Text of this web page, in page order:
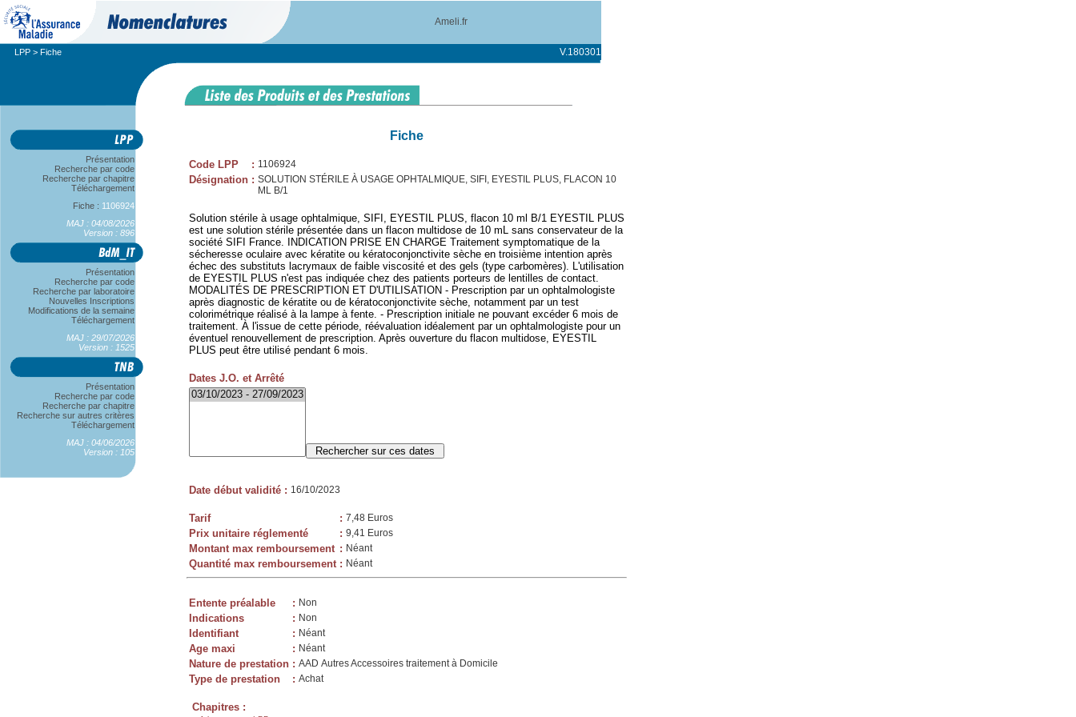
Ameli.fr
LPP > Fiche V.180301
Présentation
Recherche par code
Recherche par chapitre
Téléchargement
Fiche : 1106924
MAJ : 04/08/2026
Version : 896
Présentation
Recherche par code
Recherche par laboratoire
Nouvelles Inscriptions
Modifications de la semaine
Téléchargement
MAJ : 29/07/2026
Version : 1525
Présentation
Recherche par code
Recherche par chapitre
Recherche sur autres critères
Téléchargement
MAJ : 04/06/2026
Version : 105
Fiche
Code LPP : 1106924
Désignation : SOLUTION STÉRILE À USAGE OPHTALMIQUE, SIFI, EYESTIL PLUS, FLACON 10
ML B/1
Solution stérile à usage ophtalmique, SIFI, EYESTIL PLUS, flacon 10 ml B/1 EYESTIL PLUS
est une solution stérile présentée dans un flacon multidose de 10 mL sans conservateur de la
société SIFI France. INDICATION PRISE EN CHARGE Traitement symptomatique de la
sécheresse oculaire avec kératite ou kératoconjonctivite sèche en troisième intention après
échec des substituts lacrymaux de faible viscosité et des gels (type carbomères). L'utilisation
de EYESTIL PLUS n'est pas indiquée chez des patients porteurs de lentilles de contact.
MODALITÉS DE PRESCRIPTION ET D'UTILISATION - Prescription par un ophtalmologiste
après diagnostic de kératite ou de kératoconjonctivite sèche, notamment par un test
colorimétrique réalisé à la lampe à fente. - Prescription initiale ne pouvant excéder 6 mois de
traitement. À l'issue de cette période, réévaluation idéalement par un ophtalmologiste pour un
éventuel renouvellement de prescription. Après ouverture du flacon multidose, EYESTIL
PLUS peut être utilisé pendant 6 mois.
Dates J.O. et Arrêté
Date début validité : 16/10/2023
Tarif : 7,48 Euros
Prix unitaire réglementé : 9,41 Euros
Montant max remboursement : Néant
Quantité max remboursement : Néant
Entente préalable : Non
Indications : Non
Identifiant : Néant
Age maxi : Néant
Nature de prestation : AAD Autres Accessoires traitement à Domicile
Type de prestation : Achat
Chapitres :